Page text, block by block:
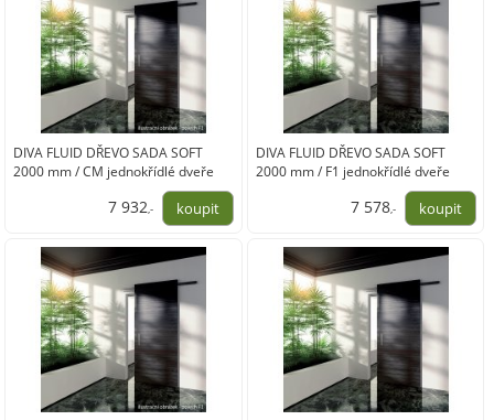
DIVA FLUID DŘEVO SADA SOFT
2000 mm / CM jednokřídlé dveře
7 932 ,-
DIVA FLUID DŘEVO SADA SOFT
2000 mm / F1 jednokřídlé dveře
7 578,-